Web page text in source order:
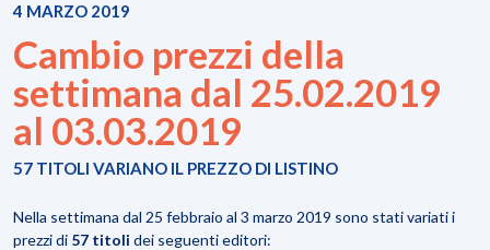
4 MARZO 2019
Cambio prezzi della
settimana dal 25.02.2019
al 03.03.2019
57 TITOLI VARIANO IL PREZZO DI LISTINO
Nella settimana dal 25 febbraio al 3 marzo 2019 sono stati variati i
prezzi di 57 titoli dei seguenti editori: